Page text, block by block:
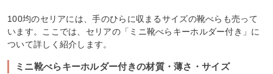
100均のセリアには、手のひらに収まるサイズの靴べらも売って
います。ここでは、セリアの「ミニ靴べらキーホルダー付き」に
ついて詳しく紹介します。
ミニ靴べらキーホルダー付きの材質・薄さ・サイズ